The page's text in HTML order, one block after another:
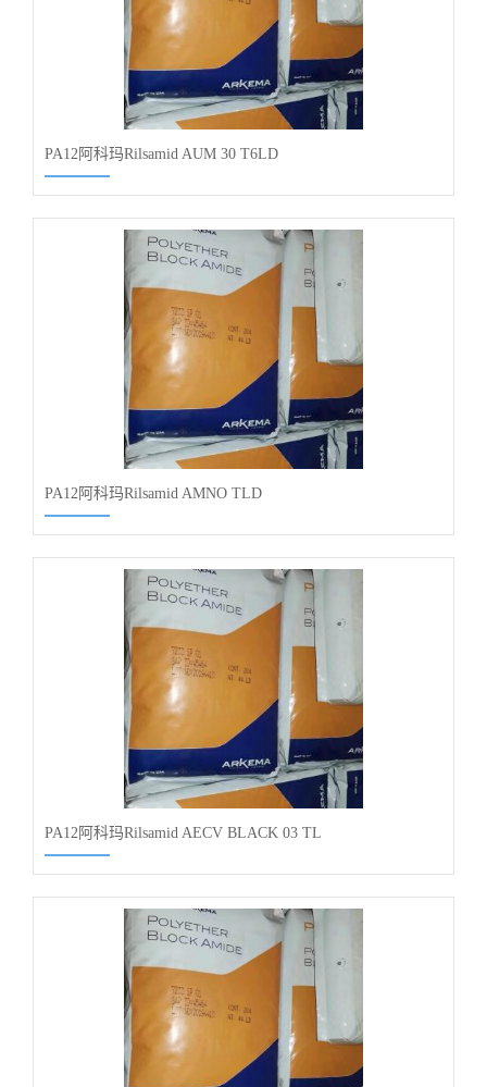
PA12阿科玛Rilsamid AUM 30 T6LD
PA12阿科玛Rilsamid AMNO TLD
PA12阿科玛Rilsamid AECV BLACK 03 TL